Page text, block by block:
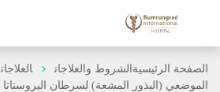
الصفحة الرئيسيةالشروط والعلاجات العلاجات
الموضعي (البذور المشعة) لسرطان البروستاتا